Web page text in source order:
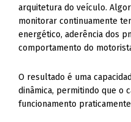
arquitetura do veículo.
monitorar continuamente
energético, aderência dos
comportamento do
O resultado é uma
dinâmica, permitindo que o
funcionamento